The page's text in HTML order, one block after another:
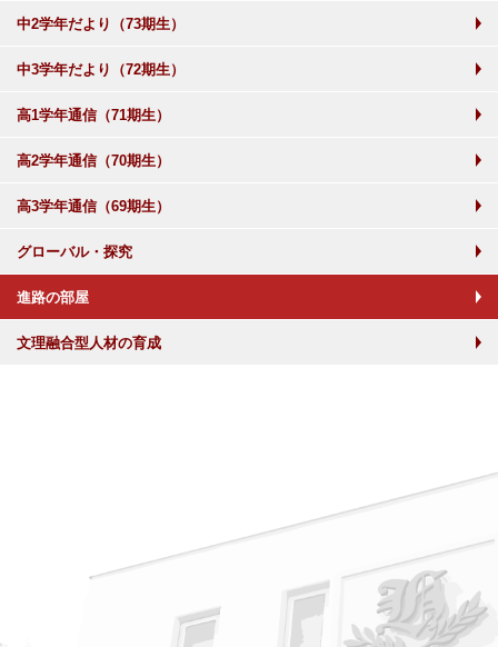
中2学年だより（73期生）
中3学年だより（72期生）
高1学年通信（71期生）
高2学年通信（70期生）
高3学年通信（69期生）
グローバル・探究
進路の部屋
文理融合型人材の育成